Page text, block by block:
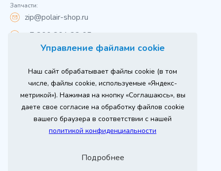
Управление файлами cookie
Наш сайт обрабатывает файлы cookie (в том
числе, файлы cookie, используемые «Яндекс-
метрикой»). Нажимая на кнопку «Соглашаюсь», вы
даете свое согласие на обработку файлов cookie
вашего браузера в соответствии с нашей
политикой конфиденциальности
Подробнее
Запчасти:
zip@polair-shop.ru
+7 800 301 33 65
Вся информация на сайте о товарах носит
справочный характер и не является публичной
офертой в соответствии с пунктом 2 статьи 437 ГК РФ.
Для получения подробной информации о наличии и
стоимости указанных товаров и (или) услуг,
пожалуйста, обращайтесь к менеджеру сайта по
телефону
При использовании материалов сайта ссылка
Продвижение сайтаОставь заявку